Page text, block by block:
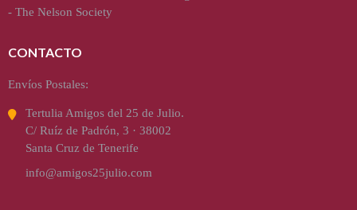
- The Nelson Society
CONTACTO
Envíos Postales:
Tertulia Amigos del 25 de Julio.
C/ Ruíz de Padrón, 3 · 38002
Santa Cruz de Tenerife
info@amigos25julio.com